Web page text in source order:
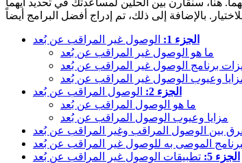
الجزء 1:
الوصول غير المراقب عن بُعد
ما هو الوصول غير المراقب عن بُعد
برنامج الوصول غير المراقب عن بُعد
وعيوب الوصول غير المراقب عن بُعد
الجزء 2:
الوصول المراقب عن بُعد
ما هو الوصول المراقب عن بُعد
مزايا وعيوب الوصول المراقب عن بُعد
بين الوصول المراقب وغير المراقب عن بُعد
الموصى به للوصول غير المراقب عن بُعد
الجزء 5:
تطبيقات الوصول غير المراقب عن بُعد